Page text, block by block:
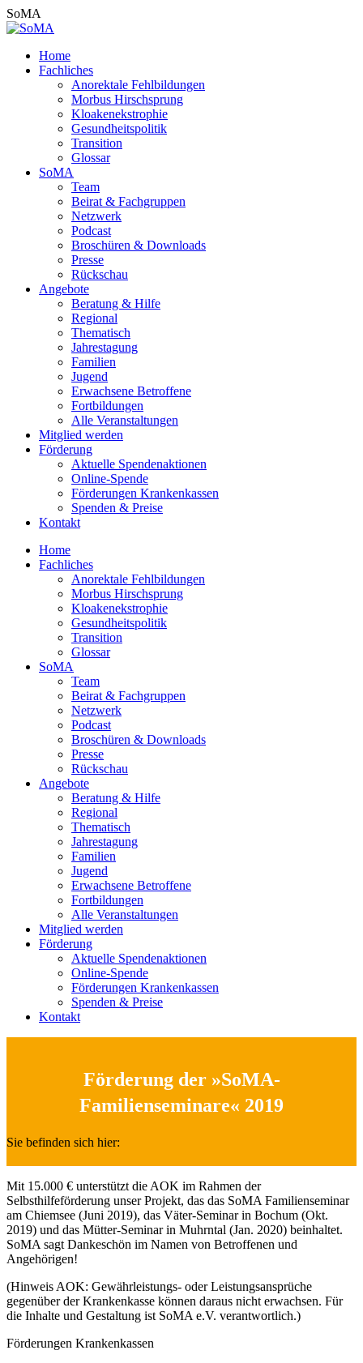
Zum
Inhalt
SoMA
Home
Fachliches
Anorektale Fehlbildungen
Morbus Hirschsprung
Kloakenekstrophie
Gesundheitspolitik
Transition
Glossar
SoMA
Team
Beirat & Fachgruppen
Netzwerk
Podcast
Broschüren & Downloads
Presse
Rückschau
Angebote
Beratung & Hilfe
Regional
Thematisch
Jahrestagung
Familien
Jugend
Erwachsene Betroffene
Fortbildungen
Alle Veranstaltungen
Mitglied werden
Förderung
Aktuelle Spendenaktionen
Online-Spende
Förderungen Krankenkassen
Spenden & Preise
Kontakt
Home
Fachliches
Anorektale Fehlbildungen
Morbus Hirschsprung
Kloakenekstrophie
Gesundheitspolitik
Transition
Glossar
SoMA
Team
Beirat & Fachgruppen
Netzwerk
Podcast
Broschüren & Downloads
Presse
Rückschau
Angebote
Beratung & Hilfe
Regional
Thematisch
Jahrestagung
Familien
Jugend
Erwachsene Betroffene
Fortbildungen
Alle Veranstaltungen
Mitglied werden
Förderung
Aktuelle Spendenaktionen
Online-Spende
Förderungen Krankenkassen
Spenden & Preise
Kontakt
Förderung der »SoMA-
Familienseminare« 2019
Sie befinden sich hier:
Mit 15.000 € unterstützt die AOK im Rahmen der
Selbsthilfeförderung unser Projekt, das das SoMA Familienseminar
am Chiemsee (Juni 2019), das Väter-Seminar in Bochum (Okt.
2019) und das Mütter-Seminar in Muhrntal (Jan. 2020) beinhaltet.
SoMA sagt Dankeschön im Namen von Betroffenen und
Angehörigen!
(Hinweis AOK: Gewährleistungs- oder Leistungsansprüche
gegenüber der Krankenkasse können daraus nicht erwachsen. Für
die Inhalte und Gestaltung ist SoMA e.V. verantwortlich.)
Förderungen Krankenkassen